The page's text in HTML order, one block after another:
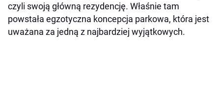
czyli swoją główną rezydencję. Właśnie tam
powstała egzotyczna koncepcja parkowa, która jest
uważana za jedną z najbardziej wyjątkowych.